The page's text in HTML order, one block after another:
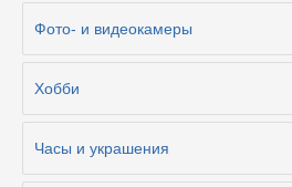
Фото- и видеокамеры
Хобби
Часы и украшения